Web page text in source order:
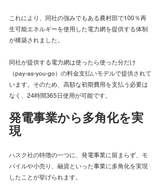
これにより、同社の強みでもある農村部で100％再
生可能エネルギーを使用した電力網を提供する体制
が構築されました。
同社が提供する電力網は使ったら使った分だけ
（pay-as-you-go）の料金支払いモデルで提供されて
います。そのため、高額な初期費用を支払う必要は
なく、24時間365日使用が可能です。
発電事業から多角化を実
現
ハスク社の特徴の一つに、発電事業に留まらず、モ
バイルや小売り、融資といった事業に多角化を実現
したことが挙げられます。